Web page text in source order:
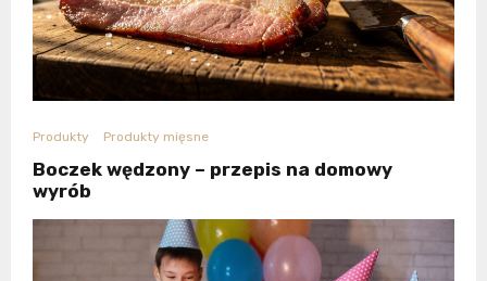
Produkty Produkty mięsne
Boczek wędzony – przepis na domowy
wyrób